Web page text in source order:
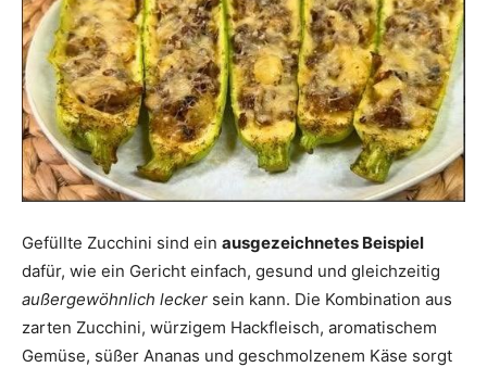
Gefüllte Zucchini sind ein ausgezeichnetes Beispiel
dafür, wie ein Gericht einfach, gesund und gleichzeitig
außergewöhnlich lecker sein kann. Die Kombination aus
zarten Zucchini, würzigem Hackfleisch, aromatischem
Gemüse, süßer Ananas und geschmolzenem Käse sorgt